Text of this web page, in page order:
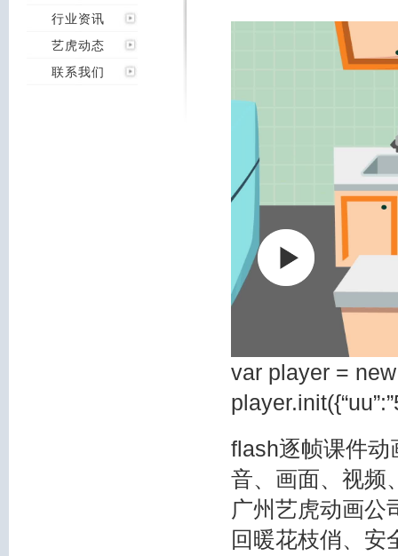
行业资讯
艺虎动态
联系我们
var player =
flash逐帧课件动
音、画面、视频
广州艺虎动画公
回暖花枝俏、安